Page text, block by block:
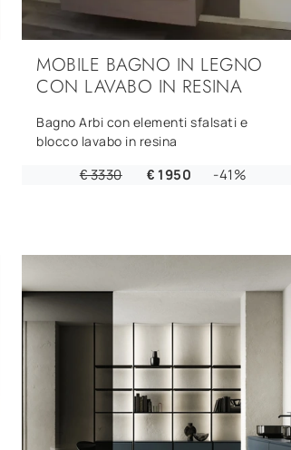
MOBILE BAGNO IN LEGNO
CON LAVABO IN RESINA
Bagno Arbi con elementi sfalsati e
blocco lavabo in resina
€ 3330 € 1950 -41%